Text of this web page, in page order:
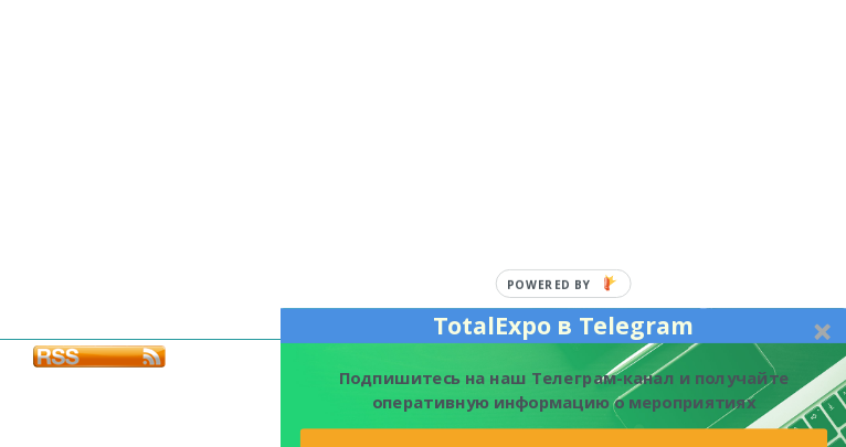
TotalExpo в Telegram
Подпишитесь на наш Телеграм-канал и получайте
оперативную информацию о мероприятиях
POWERED BY